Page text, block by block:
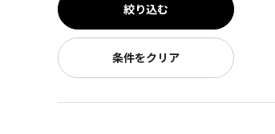
絞り込む
条件をクリア